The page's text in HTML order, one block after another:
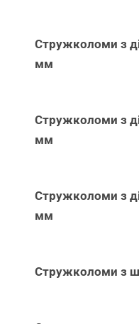
Стружколоми з
мм
Стружколоми з
мм
Стружколоми з
мм
Стружколоми з